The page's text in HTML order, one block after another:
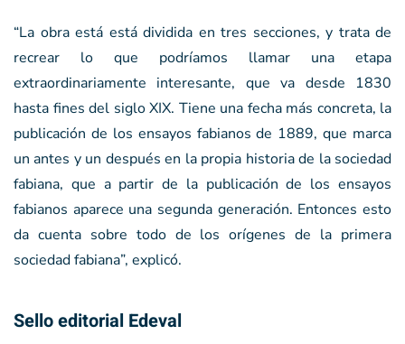
“La obra está está dividida en tres secciones, y trata de
recrear lo que podríamos llamar una etapa
extraordinariamente interesante, que va desde 1830
hasta fines del siglo XIX. Tiene una fecha más concreta, la
publicación de los ensayos fabianos de 1889, que marca
un antes y un después en la propia historia de la sociedad
fabiana, que a partir de la publicación de los ensayos
fabianos aparece una segunda generación. Entonces esto
da cuenta sobre todo de los orígenes de la primera
sociedad fabiana”, explicó.
Sello editorial Edeval